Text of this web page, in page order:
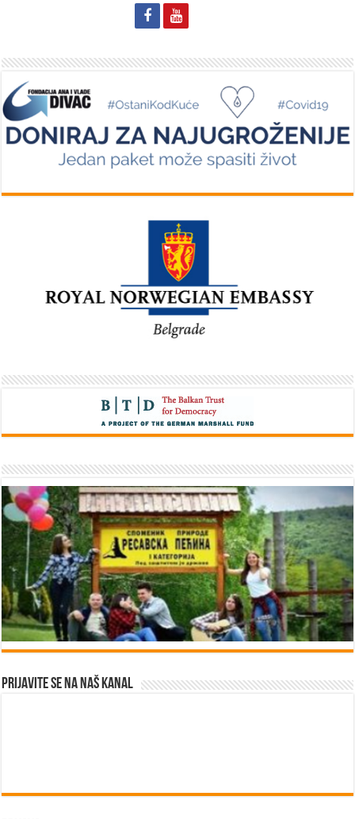
Prijavite se na naš kanal